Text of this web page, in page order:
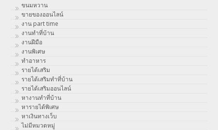
ขนมหวาน
ขายของออนไลน์
งาน part time
งานทําที่บ้าน
งานฝีมือ
งานพิเศษ
ทําอาหาร
รายได้เสริม
รายได้เสริมทำที่บ้าน
รายได้เสริมออนไลน์
หางานทำที่บ้าน
หารายได้พิเศษ
หาเงินทางเว็บ
ไม่มีหมวดหมู่